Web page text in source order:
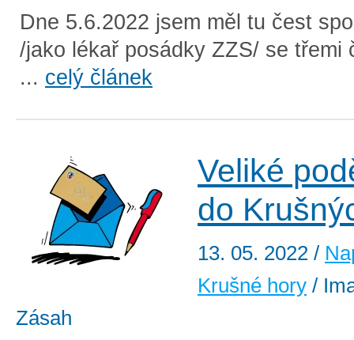
Dne 5.6.2022 jsem měl tu čest
/jako lékař posádky ZZS/ se třemi
... celý článek
Veliké
do
13. 05. 2022 /
Krušné hory /
Zásah